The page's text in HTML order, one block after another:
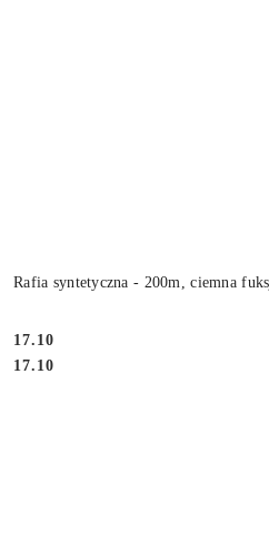
Rafia syntetyczna - 200m, ciemna
Cena:
17.10
Cena:
17.10